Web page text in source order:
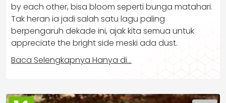
by each other, bisa bloom seperti bunga matahari.
Tak heran ia jadi salah satu lagu paling
berpengaruh dekade ini, ajak kita semua untuk
appreciate the bright side meski ada dust.
Baca Selengkapnya Hanya di…